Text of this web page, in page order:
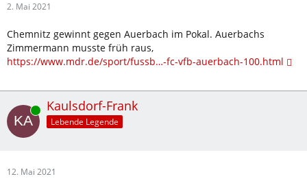
2. Mai 2021
Chemnitz gewinnt gegen Auerbach im Pokal. Auerbachs
Zimmermann musste früh raus,
https://www.mdr.de/sport/fussb…-fc-vfb-auerbach-100.html
Online Kaulsdorf-Frank
Lebende Legende
12. Mai 2021